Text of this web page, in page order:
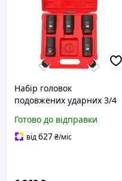
Набір головок
подовжених ударних 3/4
MILWAUKEE (4932498750)
Готово до відправки
від627₴/міс